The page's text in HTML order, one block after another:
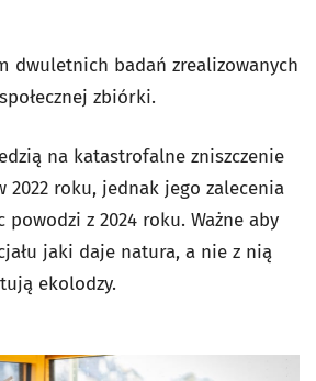
dwuletnich badań zrealizowanych
zbiórki.
na katastrofalne zniszczenie
2022 roku, jednak jego zalecenia
powodzi z 2024 roku. Ważne aby
jaki daje natura, a nie z nią
ekolodzy.